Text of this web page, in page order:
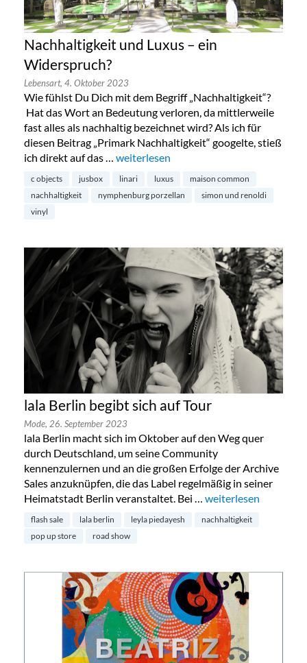
Nachhaltigkeit und Luxus – ein
Widerspruch?
Lebensart, 4. Oktober 2023
Wie fühlst Du Dich mit dem Begriff „Nachhaltigkeit“?
Hat das Wort an Bedeutung verloren, da mittlerweile
fast alles als nachhaltig bezeichnet wird? Als ich für
diesen Beitrag „Primark Nachhaltigkeit“ googelte, stieß
ich direkt auf das … „Nachhaltigkeit und Luxus – ein
weiterlesen
c objects jusbox linari luxus
maison common
nachhaltigkeit
nymphenburg porzellan
simon und renoldi
vinyl
lala Berlin begibt sich auf Tour
Mode, 26. September 2023
lala Berlin macht sich im Oktober auf den Weg quer
durch Deutschland, um seine Community
kennenzulernen und an die großen Erfolge der Archive
Sales anzuknüpfen, die das Label regelmäßig in seiner
Heimatstadt Berlin veranstaltet. Bei … „lala Berlin begibt
weiterlesen
flash sale lala berlin leyla piedayesh
nachhaltigkeit
pop up store
road show